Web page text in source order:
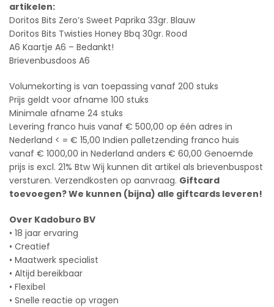
artikelen:
Doritos Bits Zero’s Sweet Paprika 33gr. Blauw
Doritos Bits Twisties Honey Bbq 30gr. Rood
A6 Kaartje A6 – Bedankt!
Brievenbusdoos A6
Volumekorting is van toepassing vanaf 200 stuks
Prijs geldt voor afname 100 stuks
Minimale afname 24 stuks
Levering franco huis vanaf € 500,00 op één adres in
Nederland < = € 15,00 Indien palletzending franco huis
vanaf € 1000,00 in Nederland anders € 60,00 Genoemde
prijs is excl. 21% Btw Wij kunnen dit artikel als brievenbuspost
versturen. Verzendkosten op aanvraag. Giftcard
toevoegen? We kunnen (bijna) alle giftcards leveren!
Over Kadoburo BV
• 18 jaar ervaring
• Creatief
• Maatwerk specialist
• Altijd bereikbaar
• Flexibel
• Snelle reactie op vragen